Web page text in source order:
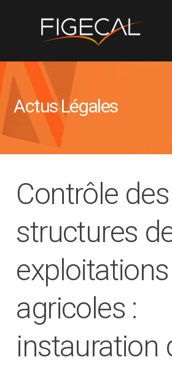
Actus Légales
Contrôle des
structures
exploitations
agricoles :
instauration